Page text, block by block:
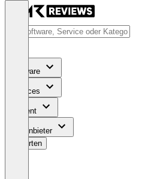
Software
Services
Content
Für Anbieter
Bewerten